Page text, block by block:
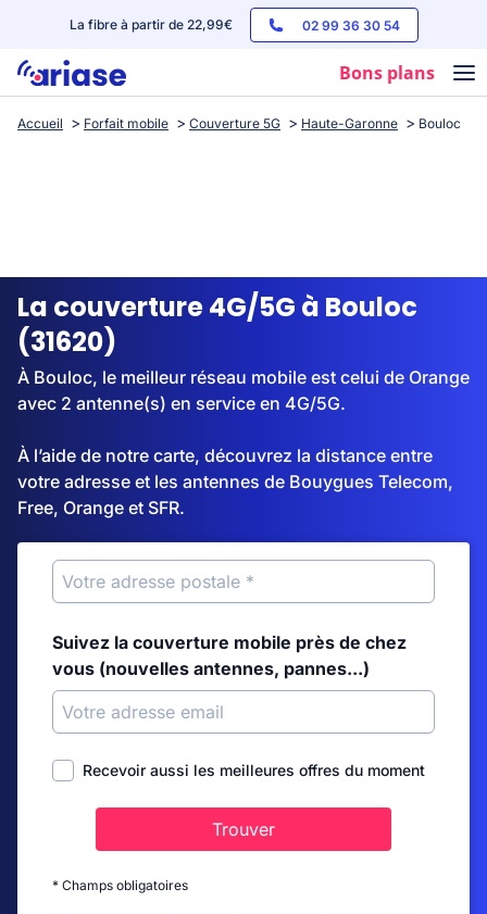
La fibre à partir de 22,99€ 02 99 36 30 54
Bons plans
Box internet
Streaming
Accueil Forfait mobile Couverture 5G Haute-Garonne Bouloc
La couverture 4G/5G à Bouloc
(31620)
À Bouloc, le meilleur réseau mobile est celui de Orange
avec 2 antenne(s) en service en 4G/5G.
À l’aide de notre carte, découvrez la distance entre
votre adresse et les antennes de Bouygues Telecom,
Free, Orange et SFR.
Suivez la couverture mobile près de chez
vous (nouvelles antennes, pannes...)
Recevoir aussi les meilleures offres du moment
Trouver
* Champs obligatoires